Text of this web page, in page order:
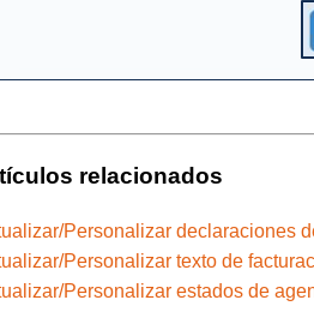
relacionados
Personalizar declaraciones
Personalizar texto de
Personalizar estados de